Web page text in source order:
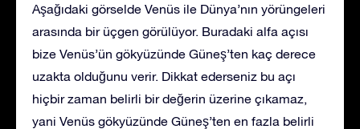
Aşağıdaki görselde Venüs ile Dünya’nın yörüngeleri
arasında bir üçgen görülüyor. Buradaki alfa açısı
bize Venüs’ün gökyüzünde Güneş’ten kaç derece
uzakta olduğunu verir. Dikkat ederseniz bu açı
hiçbir zaman belirli bir değerin üzerine çıkamaz,
yani Venüs gökyüzünde Güneş’ten en fazla belirli